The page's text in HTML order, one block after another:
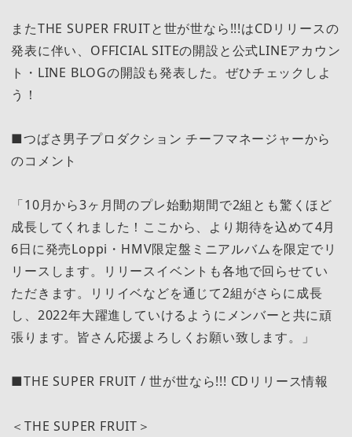
またTHE SUPER FRUITと世が世なら!!!はCDリリースの
発表に伴い、OFFICIAL SITEの開設と公式LINEアカウン
ト・LINE BLOGの開設も発表した。ぜひチェックしよ
う！
■つばさ男子プロダクション チーフマネージャーから
のコメント
「10月から3ヶ月間のプレ始動期間で2組とも驚くほど
成長してくれました！ここから、より期待を込めて4月
6日に発売Loppi・HMV限定盤ミニアルバムを限定でリ
リースします。リリースイベントも各地で回らせてい
ただきます。リリイベなどを通じて2組がさらに成長
し、2022年大躍進していけるようにメンバーと共に頑
張ります。皆さん応援よろしくお願い致します。」
■THE SUPER FRUIT / 世が世なら!!! CDリリース情報
＜THE SUPER FRUIT＞